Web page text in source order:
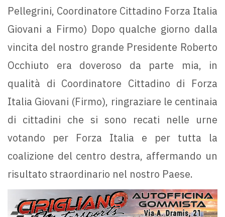
Pellegrini, Coordinatore Cittadino Forza Italia
Giovani a Firmo) Dopo qualche giorno dalla
vincita del nostro grande Presidente Roberto
Occhiuto era doveroso da parte mia, in
qualità di Coordinatore Cittadino di Forza
Italia Giovani (Firmo), ringraziare le centinaia
di cittadini che si sono recati nelle urne
votando per Forza Italia e per tutta la
coalizione del centro destra, affermando un
risultato straordinario nel nostro Paese.